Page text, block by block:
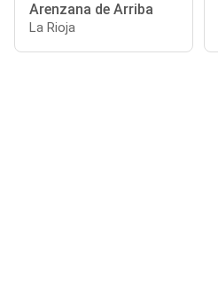
Arenzana de Arriba
La Rioja